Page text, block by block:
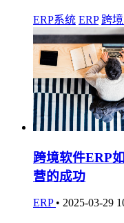
ERP系统 ERP 跨
跨境软件ERP
营的成功
ERP • 2025-03-29